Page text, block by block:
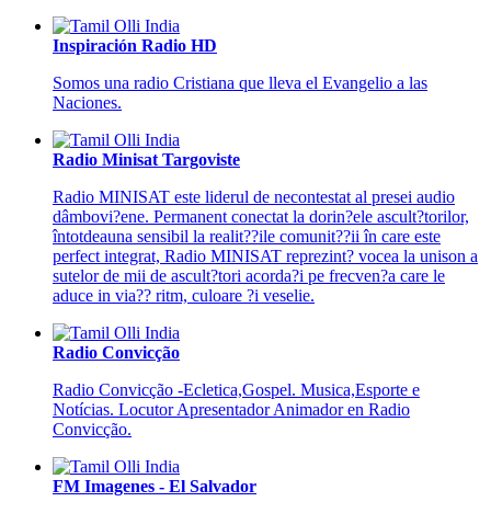
Inspiración Radio HD
Somos una radio Cristiana que lleva el Evangelio a las
Naciones.
Radio Minisat Targoviste
Radio MINISAT este liderul de necontestat al presei audio
dâmbovi?ene. Permanent conectat la dorin?ele ascult?torilor,
întotdeauna sensibil la realit??ile comunit??ii în care este
perfect integrat, Radio MINISAT reprezint? vocea la unison a
sutelor de mii de ascult?tori acorda?i pe frecven?a care le
aduce in via?? ritm, culoare ?i veselie.
Radio Convicção
Radio Convicção -Ecletica,Gospel. Musica,Esporte e
Notícias. Locutor Apresentador Animador en Radio
Convicção.
FM Imagenes - El Salvador